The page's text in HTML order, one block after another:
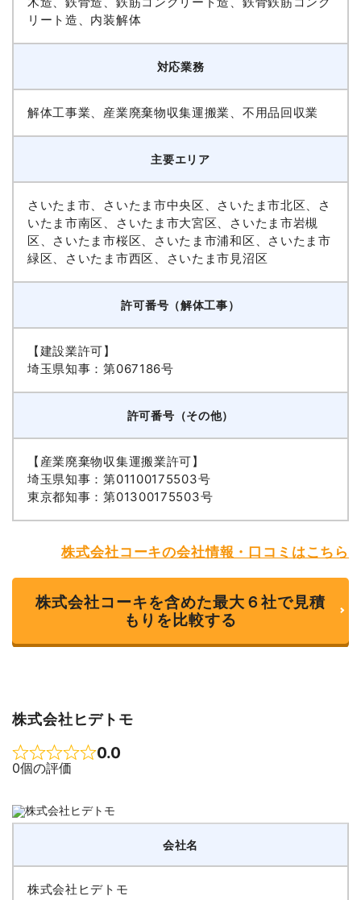
リート造、内装解体
対応業務
解体工事業、産業廃棄物収集運搬業、不用品回収業
主要エリア
さいたま市、さいたま市中央区、さいたま市北区、さ
いたま市南区、さいたま市大宮区、さいたま市岩槻
区、さいたま市桜区、さいたま市浦和区、さいたま市
緑区、さいたま市西区、さいたま市見沼区
許可番号（解体工事）
【建設業許可】
埼玉県知事：第067186号
許可番号（その他）
【産業廃棄物収集運搬業許可】
埼玉県知事：第01100175503号
東京都知事：第01300175503号
株式会社コーキの会社情報・口コミはこちら
株式会社コーキを含めた最大６社で見積
もりを比較する
株式会社ヒデトモ
Rated 0 out of 5
0.0
0個の評価
会社名
株式会社ヒデトモ